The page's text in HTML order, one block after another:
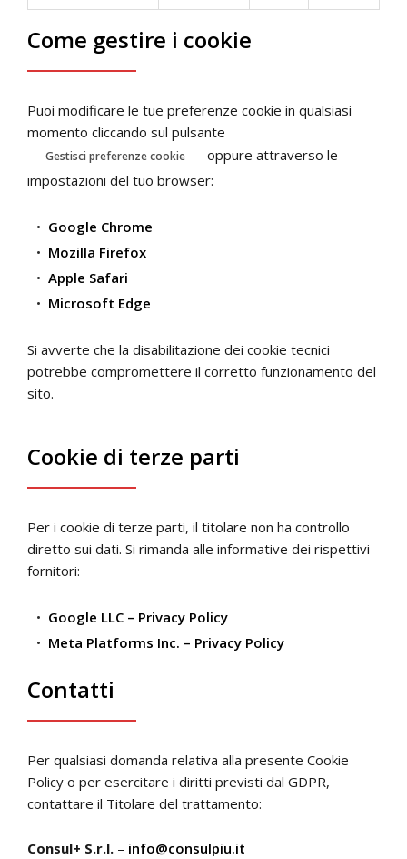
Come gestire i cookie
Puoi modificare le tue preferenze cookie in qualsiasi
momento cliccando sul pulsante
Gestisci preferenze cookie
oppure attraverso le
impostazioni del tuo browser:
Google Chrome
Mozilla Firefox
Apple Safari
Microsoft Edge
Si avverte che la disabilitazione dei cookie tecnici
potrebbe compromettere il corretto funzionamento del
sito.
Cookie di terze parti
Per i cookie di terze parti, il titolare non ha controllo
diretto sui dati. Si rimanda alle informative dei rispettivi
fornitori:
Google LLC – Privacy Policy
Meta Platforms Inc. – Privacy Policy
Contatti
Per qualsiasi domanda relativa alla presente Cookie
Policy o per esercitare i diritti previsti dal GDPR,
contattare il Titolare del trattamento:
Consul+ S.r.l. – info@consulpiu.it